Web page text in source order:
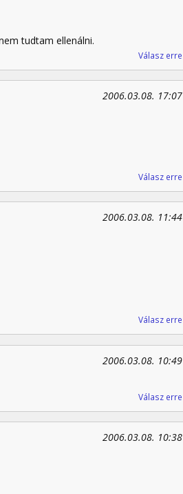
tudtam ellenálni.
Válasz erre
2006.03.08. 17:07
Válasz erre
2006.03.08. 11:44
Válasz erre
2006.03.08. 10:49
Válasz erre
2006.03.08. 10:38